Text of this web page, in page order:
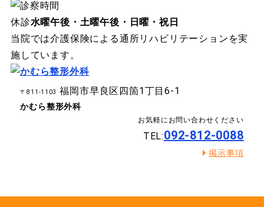
休診水曜午後・土曜午後・日曜・祝日
当院では介護保険による通所リハビリテーションを実
施しています。
〒811-1103 福岡市早良区四箇1丁目6-1
かむら整形外科
お気軽にお問い合わせください
TEL:092-812-0088
掲示事項